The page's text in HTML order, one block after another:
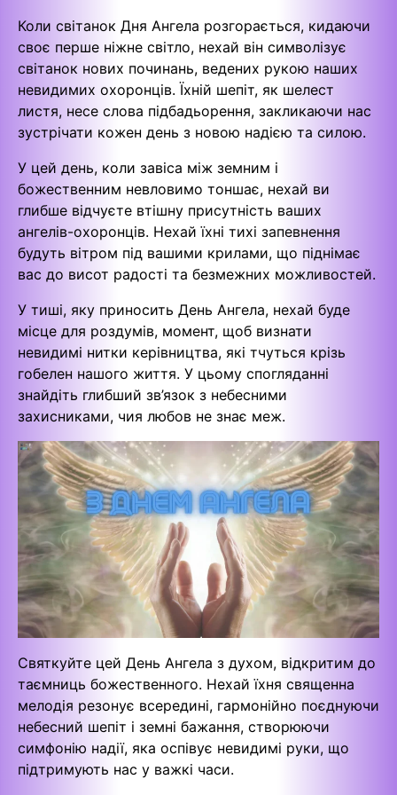
Коли світанок Дня Ангела розгорається, кидаючи
своє перше ніжне світло, нехай він символізує
світанок нових починань, ведених рукою наших
невидимих охоронців. Їхній шепіт, як шелест
листя, несе слова підбадьорення, закликаючи нас
зустрічати кожен день з новою надією та силою.
У цей день, коли завіса між земним і
божественним невловимо тоншає, нехай ви
глибше відчуєте втішну присутність ваших
ангелів-охоронців. Нехай їхні тихі запевнення
будуть вітром під вашими крилами, що піднімає
вас до висот радості та безмежних можливостей.
У тиші, яку приносить День Ангела, нехай буде
місце для роздумів, момент, щоб визнати
невидимі нитки керівництва, які тчуться крізь
гобелен нашого життя. У цьому спогляданні
знайдіть глибший зв’язок з небесними
захисниками, чия любов не знає меж.
Святкуйте цей День Ангела з духом, відкритим до
таємниць божественного. Нехай їхня священна
мелодія резонує всередині, гармонійно поєднуючи
небесний шепіт і земні бажання, створюючи
симфонію надії, яка оспівує невидимі руки, що
підтримують нас у важкі часи.